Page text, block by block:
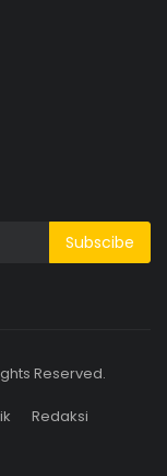
Subscibe
Reserved.
Redaksi